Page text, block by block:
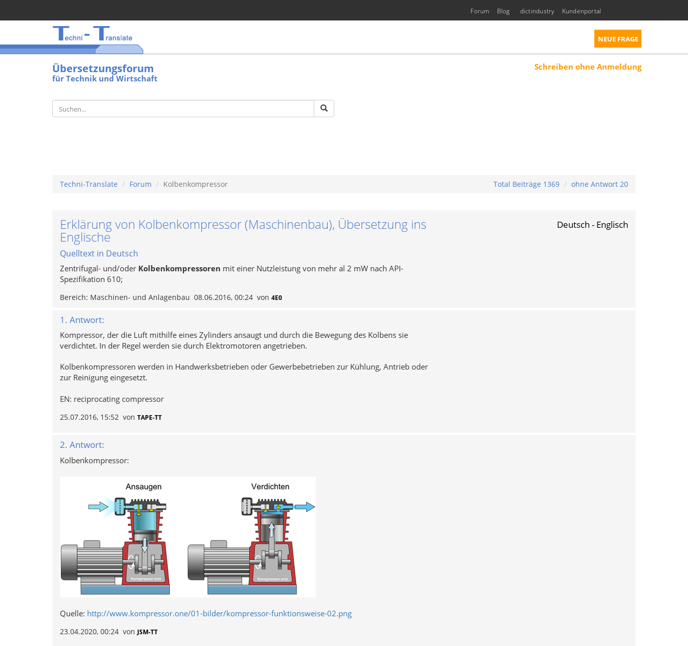
Kundenportal
dictindustry
Blog
Forum
NEUE FRAGE
Übersetzungsforum
für Technik und Wirtschaft
Schreiben ohne Anmeldung
Techni-Translate Forum Kolbenkompressor Total Beiträge 1369 ohne Antwort 20
Erklärung von Kolbenkompressor (Maschinenbau), Übersetzung ins
Englische
Deutsch - Englisch
Quelltext in Deutsch
Zentrifugal- und/oder Kolbenkompressoren mit einer Nutzleistung von mehr al 2 mW nach API-
Spezifikation 610;
Bereich: Maschinen- und Anlagenbau 08.06.2016, 00:24 von 4E0
1. Antwort:
Kompressor, der die Luft mithilfe eines Zylinders ansaugt und durch die Bewegung des Kolbens sie
verdichtet. In der Regel werden sie durch Elektromotoren angetrieben.
Kolbenkompressoren werden in Handwerksbetrieben oder Gewerbebetrieben zur Kühlung, Antrieb oder
zur Reinigung eingesetzt.
EN: reciprocating compressor
25.07.2016, 15:52 von TAPE-TT
2. Antwort:
Kolbenkompressor:
Quelle: http://www.kompressor.one/01-bilder/kompressor-funktionsweise-02.png
23.04.2020, 00:24 von JSM-TT